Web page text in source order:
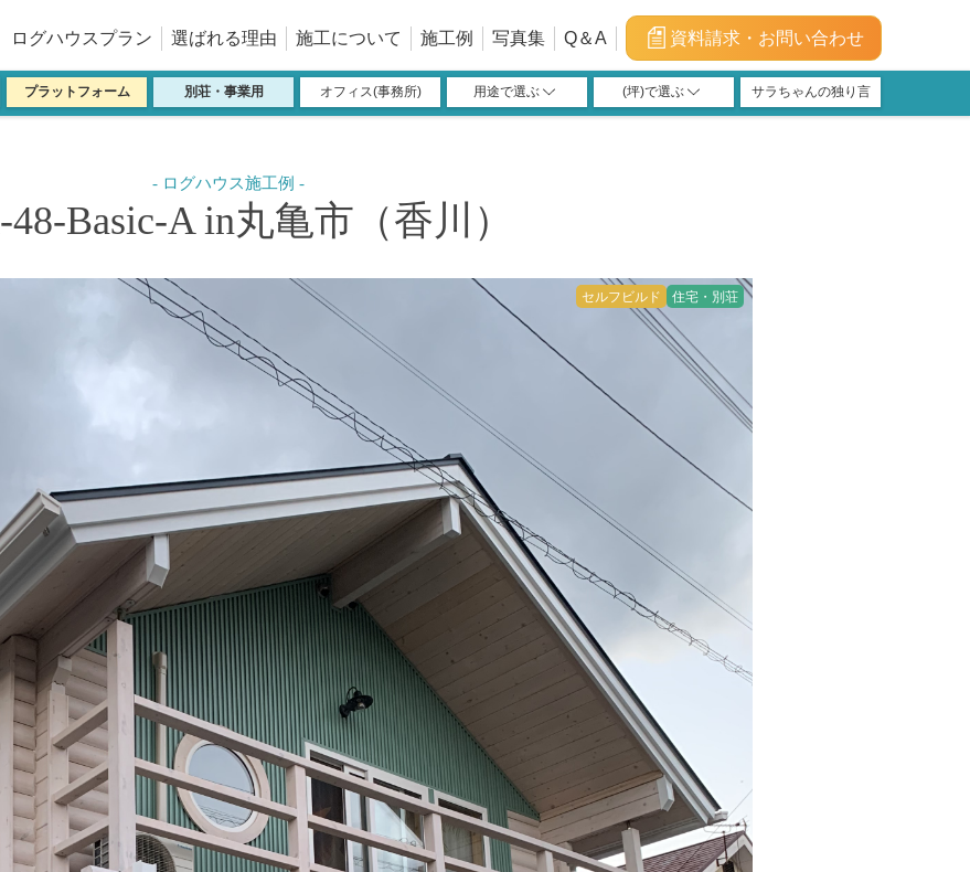
ログハウスプラン 選ばれる理由 施工について 施工例 写真集 Q＆A 資料請求・お問い合わせ
プラットフォーム 別荘・事業用 オフィス(事務所)
用途で選ぶ
店舗
宿泊施設
学習塾
福利厚生施設
教会
介護
(坪)で選ぶ
40m²(12坪)未満
40m²(12坪)以上～
66m²(20坪)以上～
100m²(30坪)以上～
120m²(36坪)以上～
150m²(45坪)以上～
200m²(60坪)以上
サラちゃんの独り言
48-Basic-A in丸亀市（香川）
セルフビルド 住宅・別荘